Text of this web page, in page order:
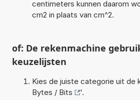
centimeters kunnen daarom
cm2 in plaats van cm^2.
of: De rekenmachine
keuzelijsten
Kies de juiste categorie uit de
Bytes / Bits
'.